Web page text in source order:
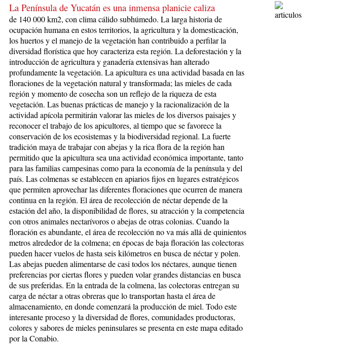
La Península de Yucatán es una inmensa planicie caliza
de 140 000 km2, con clima cálido subhúmedo. La larga historia de
ocupación humana en estos territorios, la agricultura y la domesticación,
los huertos y el manejo de la vegetación han contribuido a perfilar la
diversidad florística que hoy caracteriza esta región. La deforestación y la
introducción de agricultura y ganadería extensivas han alterado
profundamente la vegetación. La apicultura es una actividad basada en las
floraciones de la vegetación natural y transformada; las mieles de cada
región y momento de cosecha son un reflejo de la riqueza de esta
vegetación. Las buenas prácticas de manejo y la racionalización de la
actividad apícola permitirán valorar las mieles de los diversos paisajes y
reconocer el trabajo de los apicultores, al tiempo que se favorece la
conservación de los ecosistemas y la biodiversidad regional. La fuerte
tradición maya de trabajar con abejas y la rica flora de la región han
permitido que la apicultura sea una actividad económica importante, tanto
para las familias campesinas como para la economía de la península y del
país. Las colmenas se establecen en apiarios fijos en lugares estratégicos
que permiten aprovechar las diferentes floraciones que ocurren de manera
continua en la región. El área de recolección de néctar depende de la
estación del año, la disponibilidad de flores, su atracción y la competencia
con otros animales nectarívoros o abejas de otras colonias. Cuando la
floración es abundante, el área de recolección no va más allá de quinientos
metros alrededor de la colmena; en épocas de baja floración las colectoras
pueden hacer vuelos de hasta seis kilómetros en busca de néctar y polen.
Las abejas pueden alimentarse de casi todos los néctares, aunque tienen
preferencias por ciertas flores y pueden volar grandes distancias en busca
de sus preferidas. En la entrada de la colmena, las colectoras entregan su
carga de néctar a otras obreras que lo transportan hasta el área de
almacenamiento, en donde comenzará la producción de miel. Todo este
interesante proceso y la diversidad de flores, comunidades productoras,
colores y sabores de mieles peninsulares se presenta en este mapa editado
por la Conabio.